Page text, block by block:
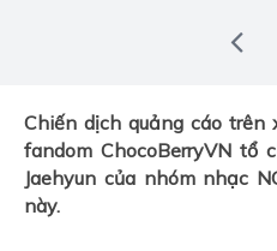
Chiến dịch quảng cáo
fandom ChocoBerryVN tổ
Jaehyun của nhóm nhạc
này.